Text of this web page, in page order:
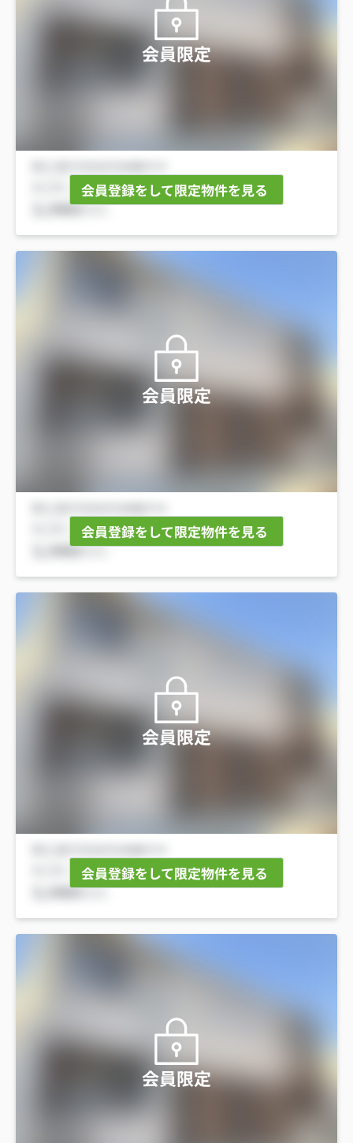
会員限定
会員登録をして限定物件を見る
会員限定
会員登録をして限定物件を見る
会員限定
会員登録をして限定物件を見る
会員限定